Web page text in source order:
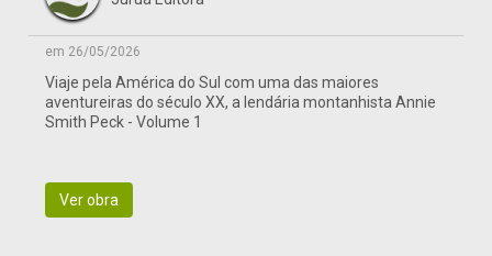
em 26/05/2026
Viaje pela América do Sul com uma das maiores
aventureiras do século XX, a lendária montanhista Annie
Smith Peck - Volume 1
Ver obra